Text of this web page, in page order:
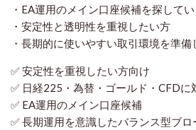
・EA運用のメイン口座候補を探して
・安定性と透明性を重視したい方
・長期的に使いやすい取引環境を準備
✅ 安定性を重視したい方向け
✅ 日経225・為替・ゴールド・CFDに
✅ EA運用のメイン口座候補
✅ 長期運用を意識したバランス型ブロ